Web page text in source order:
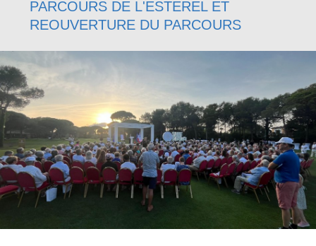
PARCOURS DE L'ESTEREL ET
REOUVERTURE DU PARCOURS